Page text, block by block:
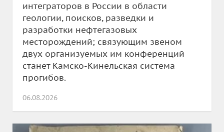
интеграторов в России в области
геологии, поисков, разведки и
разработки нефтегазовых
месторождений; связующим звеном
двух организуемых им конференций
станет Камско-Кинельская система
прогибов.
06.08.2026